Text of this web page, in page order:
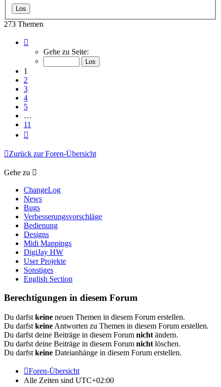
273 Themen
von
Gehe zu Seite:
1
2
3
4
5
…
11
Zurück zur Foren-Übersicht
Gehe zu
ChangeLog
News
Bugs
Verbesserungsvorschläge
Bedienung
Designs
Midi Mappings
DigiJay HW
User Projekte
Sonstiges
English Section
Berechtigungen in diesem Forum
Du darfst keine neuen Themen in diesem Forum erstellen.
Du darfst keine Antworten zu Themen in diesem Forum erstellen.
Du darfst deine Beiträge in diesem Forum nicht ändern.
Du darfst deine Beiträge in diesem Forum nicht löschen.
Du darfst keine Dateianhänge in diesem Forum erstellen.
Foren-Übersicht
Alle Zeiten sind UTC+02:00